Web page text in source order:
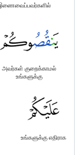
அவர்கள் குறைக்காமல்
உங்களுக்கு
உங்களுக்கு எதிராக